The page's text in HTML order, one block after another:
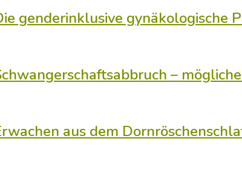
genderinklusive gynäkologische
–
aus dem